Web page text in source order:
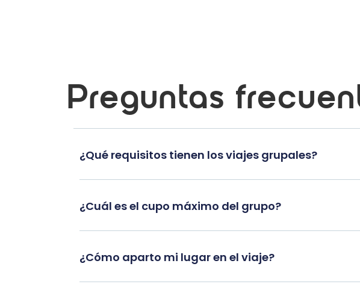
Preguntas
¿Qué requisitos tienen los viajes grupales?
¿Cuál es el cupo máximo del grupo?
¿Cómo aparto mi lugar en el viaje?